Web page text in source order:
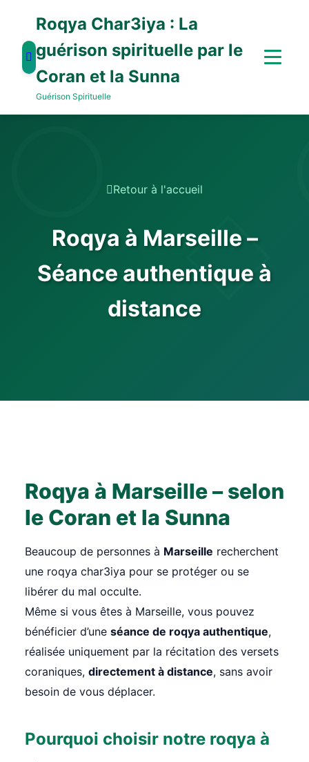
Roqya Char3iya : La
guérison spirituelle par le
Coran et la Sunna
Guérison Spirituelle
Retour à l'accueil
Roqya à Marseille –
Séance authentique à
distance
Roqya à Marseille – selon
le Coran et la Sunna
Beaucoup de personnes à Marseille recherchent
une roqya char3iya pour se protéger ou se
libérer du mal occulte.
Même si vous êtes à Marseille, vous pouvez
bénéficier d’une séance de roqya authentique,
réalisée uniquement par la récitation des versets
coraniques, directement à distance, sans avoir
besoin de vous déplacer.
Pourquoi choisir notre roqya à